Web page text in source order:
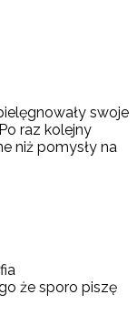
swoje
raz kolejny
niż pomysły na
że sporo piszę